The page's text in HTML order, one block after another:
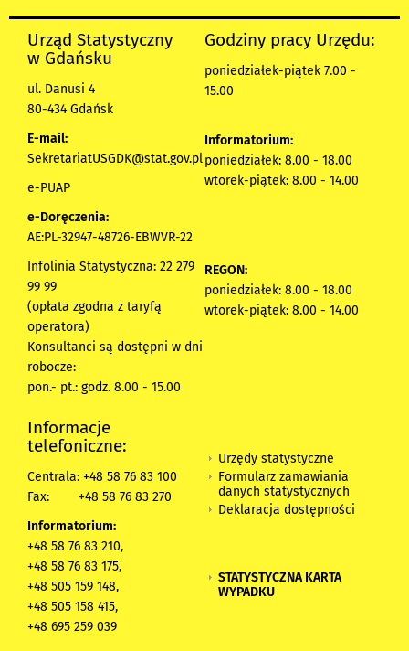
Urząd Statystyczny
w Gdańsku
ul. Danusi 4
80-434 Gdańsk
E-mail:
SekretariatUSGDK@stat.gov.pl
e-PUAP
e-Doręczenia:
AE:PL-32947-48726-EBWVR-22
Infolinia Statystyczna: 22 279
99 99
(opłata zgodna z taryfą
operatora)
Konsultanci są dostępni w dni
robocze:
pon.- pt.: godz. 8.00 - 15.00
Godziny pracy Urzędu:
poniedziałek-piątek 7.00 -
15.00
Informatorium:
poniedziałek: 8.00 - 18.00
wtorek-piątek: 8.00 - 14.00
REGON:
poniedziałek: 8.00 - 18.00
wtorek-piątek: 8.00 - 14.00
Informacje
telefoniczne:
Centrala: +48 58 76 83 100
Fax:
+48 58 76 83 270
Informatorium:
+48 58 76 83 210,
+48 58 76 83 175,
+48 505 159 148,
+48 505 158 415,
+48 695 259 039
Urzędy statystyczne
Formularz zamawiania
danych statystycznych
Deklaracja dostępności
STATYSTYCZNA KARTA
WYPADKU